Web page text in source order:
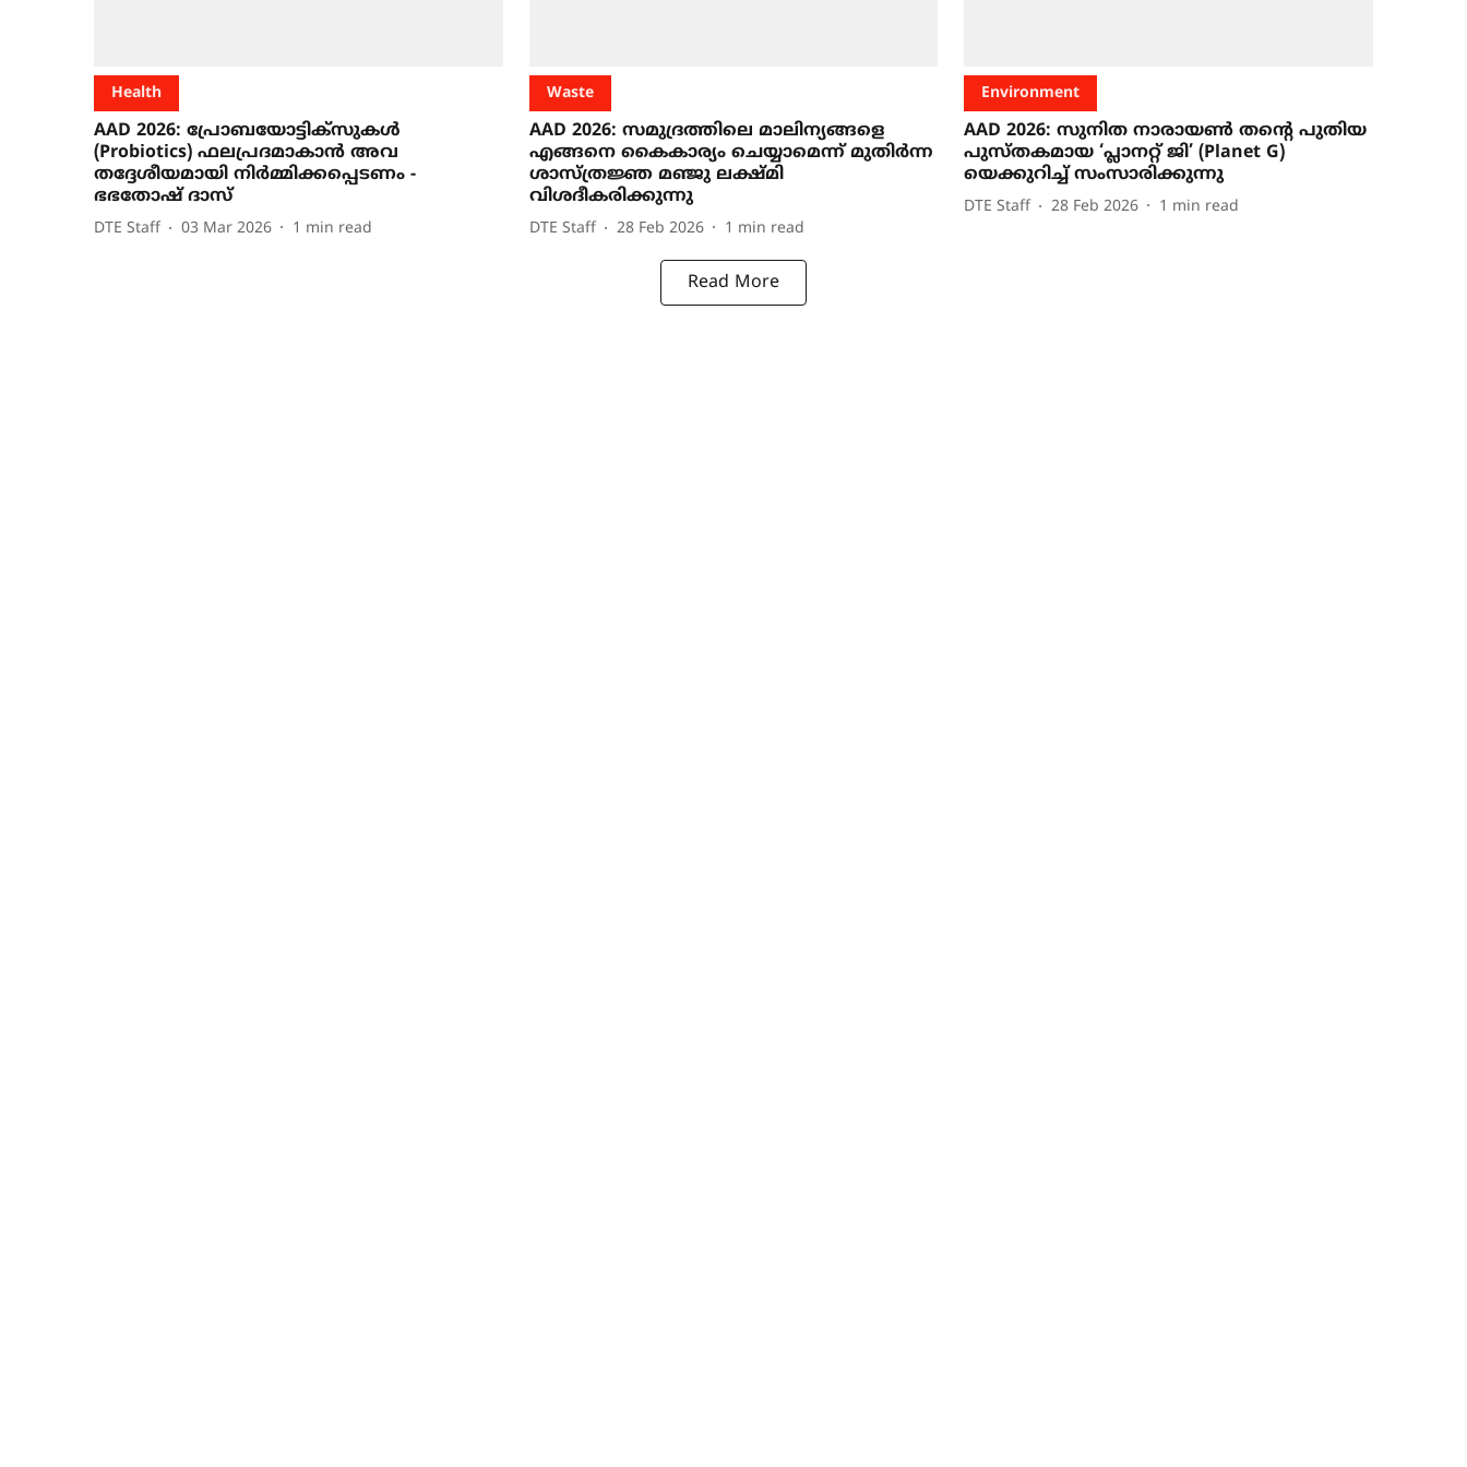
Health
AAD 2026: പ്രോബയോട്ടിക്സുകൾ
(Probiotics) ഫലപ്രദമാകാൻ അവ
തദ്ദേശീയമായി നിർമ്മിക്കപ്പെടണം -
ഭഭതോഷ് ദാസ്
DTE Staff 03 Mar 2026 1 min read
Waste
AAD 2026: സമുദ്രത്തിലെ മാലിന്യങ്ങളെ
എങ്ങനെ കൈകാര്യം ചെയ്യാമെന്ന് മുതിർന്ന
ശാസ്ത്രജ്ഞ മഞ്ജു ലക്ഷ്മി
വിശദീകരിക്കുന്നു
DTE Staff 28 Feb 2026 1 min read
Environment
AAD 2026: സുനിത നാരായൺ തന്റെ പുതിയ
പുസ്തകമായ ‘പ്ലാനറ്റ് ജി’ (Planet G)
യെക്കുറിച്ച് സംസാരിക്കുന്നു
DTE Staff 28 Feb 2026 1 min read
Read More